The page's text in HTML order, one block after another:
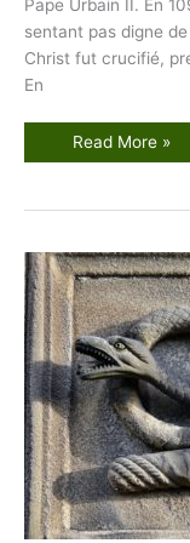
Pape Urbain II. En
sentant pas digne
Christ fut crucifié,
En
O
T
e
m
p
l
e
:
h
i
s
t
o
i
r
e
1
Read More »